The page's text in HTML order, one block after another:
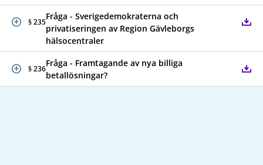
§ 235
Fråga - Sverigedemokraterna och
privatiseringen av Region Gävleborgs
hälsocentraler
§ 236
Fråga - Framtagande av nya billiga
betallösningar?